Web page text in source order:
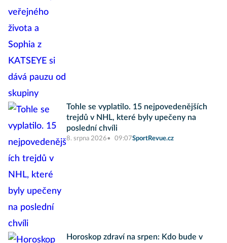
Tohle se vyplatilo. 15 nejpovedenějších
trejdů v NHL, které byly upečeny na
poslední chvíli
8. srpna 2026 09:07SportRevue.cz
Horoskop zdraví na srpen: Kdo bude v